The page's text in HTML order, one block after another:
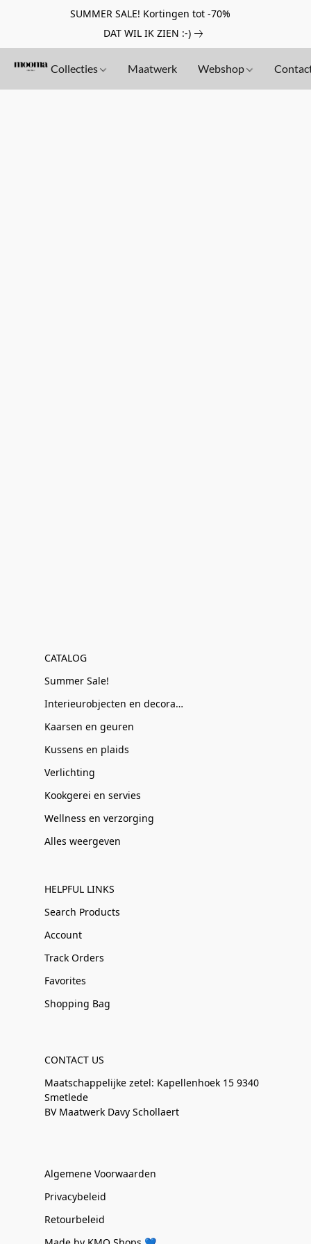
SUMMER SALE! Kortingen tot -70%
DAT WIL IK ZIEN :-)
Collecties Maatwerk Webshop
CATALOG
Summer Sale!
Interieurobjecten en decoratie
Kaarsen en geuren
Kussens en plaids
Verlichting
Kookgerei en servies
Wellness en verzorging
Alles weergeven
HELPFUL LINKS
Search Products
Account
Track Orders
Favorites
Shopping Bag
CONTACT US
Maatschappelijke zetel: Kapellenhoek 15 9340
Smetlede
BV Maatwerk Davy Schollaert
Algemene Voorwaarden
Privacybeleid
Retourbeleid